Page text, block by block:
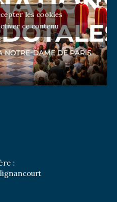
les cookies
ce contenu
: